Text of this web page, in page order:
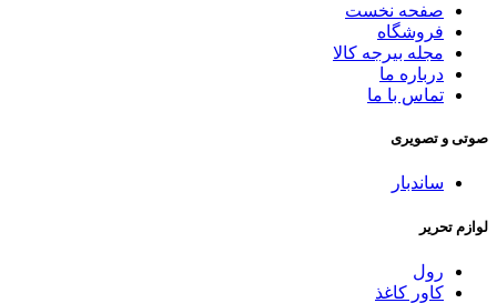
صفحه نخست
فروشگاه
مجله بیرجه کالا
درباره ما
تماس با ما
صوتی و تصویری
ساندبار
لوازم تحریر
رول
کاور کاغذ